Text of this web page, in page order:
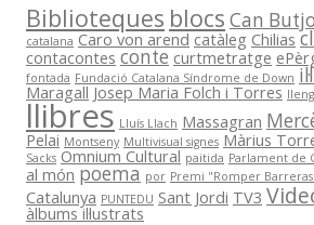
Biblioteques blocs Can
catalana Caro von arend catàleg Chilias
contacontes conte curtmetratge
fontada Fundació Catalana Síndrome de Down
Maragall Josep Maria Folch i Torres
llibres Lluís Llach Massagran
Pelai Montseny Multivisual signes Màrius
Sacks Omnium Cultural paitida Parlament de
al món poema por Premi "Romper Barreras
Catalunya PUNTEDU Sant Jordi TV3
àlbums il·lustrats